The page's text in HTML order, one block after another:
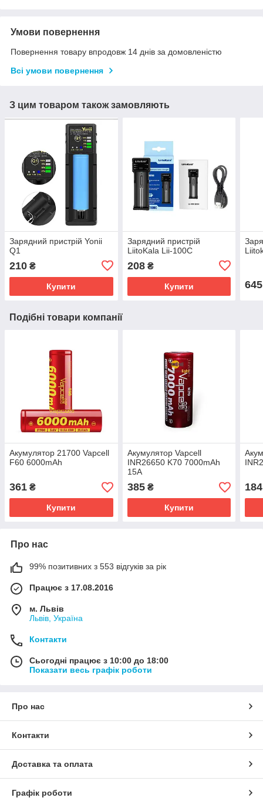
Умови повернення
Повернення товару впродовж 14 днів за домовленістю
Всі умови повернення
З цим товаром також замовляють
Зарядний пристрій Yonii
Q1
210 ₴
Купити
Зарядний пристрій
LiitoKala Lii-100C
208₴
Купити 645
Подібні товари компанії
Акумулятор 21700 Vapcell
F60 6000mAh
361 ₴
Купити
Акумулятор Vapcell
INR26650 K70 7000mAh
15A
385₴
Купити
184
Про нас
99% позитивних з 553 відгуків за рік
Працює з 17.08.2016
м. Львів
Львів, Україна
Контакти
Сьогодні працює з 10:00 до 18:00
Показати весь графік роботи
Про нас
Контакти
Доставка та оплата
Графік роботи